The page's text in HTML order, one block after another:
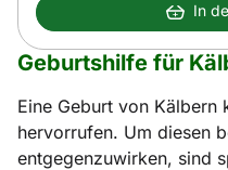
In
Geburtshilfe für
Eine Geburt von Kälbern
hervorrufen. Um diesen
entgegenzuwirken, sind